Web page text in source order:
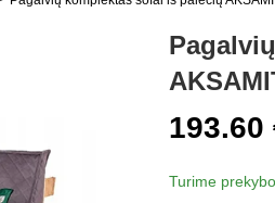
193.60
Turime